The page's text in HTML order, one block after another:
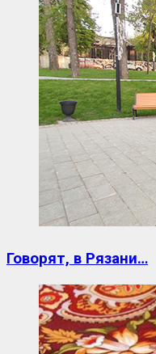
Говорят, в Рязани…